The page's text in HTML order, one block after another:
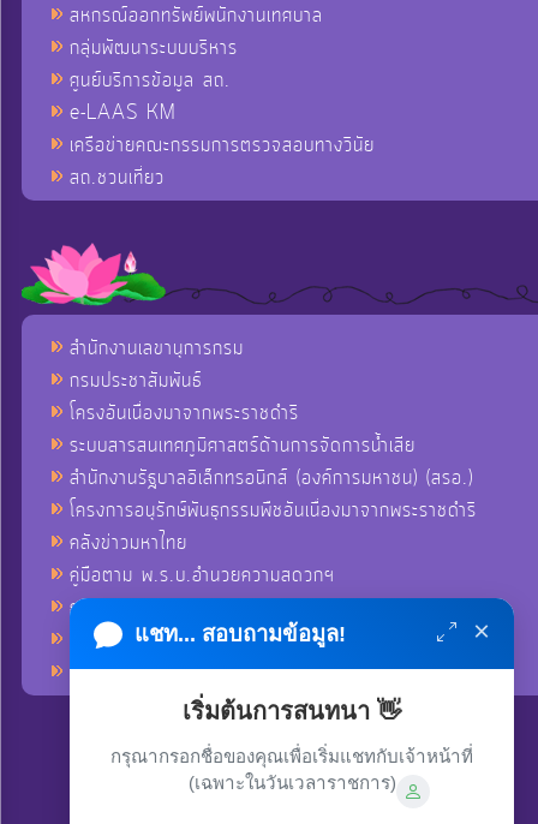
สหกรณ์ออกทรัพย์พนักงานเทศบาล
กลุ่มพัฒนาระบบบริหาร
ศูนย์บริการข้อมูล สถ.
e-LAAS KM
เครือข่ายคณะกรรมการตรวจสอบทางวินัย
สถ.ชวนเที่ยว
สำนักงานเลขานุการกรม
กรมประชาสัมพันธ์
โครงอันเนื่องมาจากพระราชดำริ
ระบบสารสนเทศภูมิศาสตร์ด้านการจัดการน้ำเสีย
สำนักงานรัฐบาลอิเล็กทรอนิกส์ (องค์การมหาชน) (สรอ.)
โครงการอนุรักษ์พันธุกรรมพืชอันเนื่องมาจากพระราชดำริ
คลังข่าวมหาไทย
คู่มือตาม พ.ร.บ.อำนวยความสดวกฯ
ฐานข้อมูลหน่วยงานภาครัฐ (INFO)
ศูนย์คุ้มครองผู้ใช้บริการทางการเงิน ศคง.
ศูนย์อำนวยการบริหารจังหวัดชายแดนภาคใต้ ศอ.บต.
แชท... สอบถามข้อมูล! ×
เริ่มต้นการสนทนา 👋
กรุณากรอกชื่อของคุณเพื่อเริ่มแชทกับเจ้าหน้าที่
(เฉพาะในวันเวลาราชการ)